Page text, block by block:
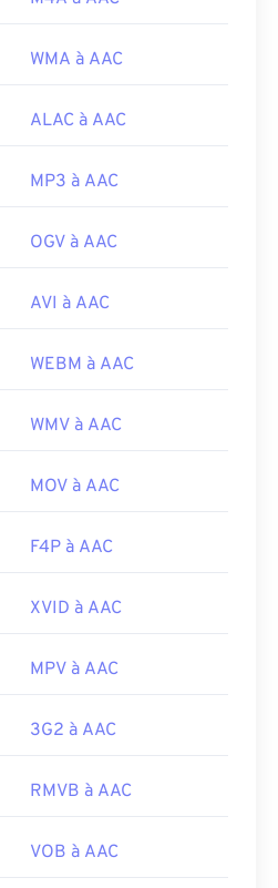
WMA à AAC
ALAC à AAC
MP3 à AAC
OGV à AAC
AVI à AAC
WEBM à AAC
WMV à AAC
MOV à AAC
F4P à AAC
XVID à AAC
MPV à AAC
3G2 à AAC
RMVB à AAC
VOB à AAC